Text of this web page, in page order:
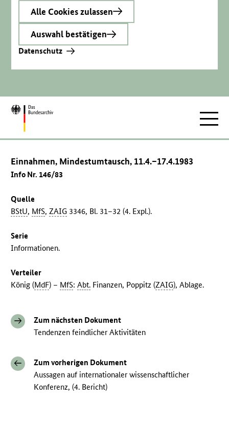
Alle Cookies zulassen
Auswahl bestätigen
Datenschutz
Zur
Einnahmen, Mindestumtausch, 11.4.–17.4.1983
Info Nr. 146/83
Quelle
BStU, MfS,ZAIG 3346, Bl. 31–32 (4. Expl.).
Serie
Informationen.
Verteiler
König (MdF) – MfS:Abt. Finanzen, Poppitz (ZAIG), Ablage.
Zum nächsten Dokument
Tendenzen feindlicher Aktivitäten
Zum vorherigen Dokument
Aussagen auf internationaler wissenschaftlicher
Konferenz, (4. Bericht)